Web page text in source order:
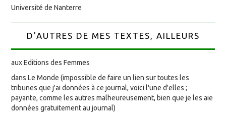
Université de Nanterre
D'AUTRES DE MES TEXTES, AILLEURS
aux Editions des Femmes
dans Le Monde (impossible de faire un lien sur toutes les
tribunes que j'ai données à ce journal, voici l'une d'elles ;
payante, comme les autres malheureusement, bien que je les aie
données gratuitement au journal)